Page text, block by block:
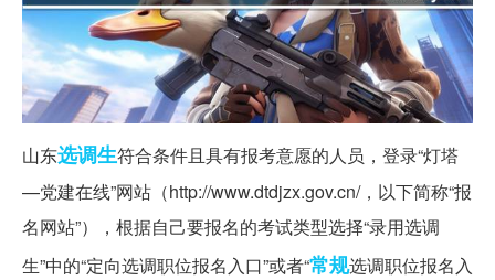
山东选调生符合条件且具有报考意愿的人员，登录“灯塔
—党建在线”网站（http://www.dtdjzx.gov.cn/，以下简称“报
名网站”），根据自己要报名的考试类型选择“录用选调
生”中的“定向选调职位报名入口”或者“常规选调职位报名入